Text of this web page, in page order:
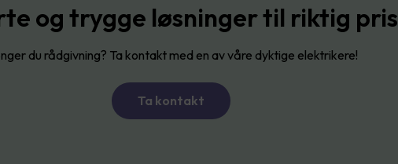
og trygge løsninger til riktig pris
du rådgivning? Ta kontakt med en av våre dyktige elektrikere!
Ta kontakt